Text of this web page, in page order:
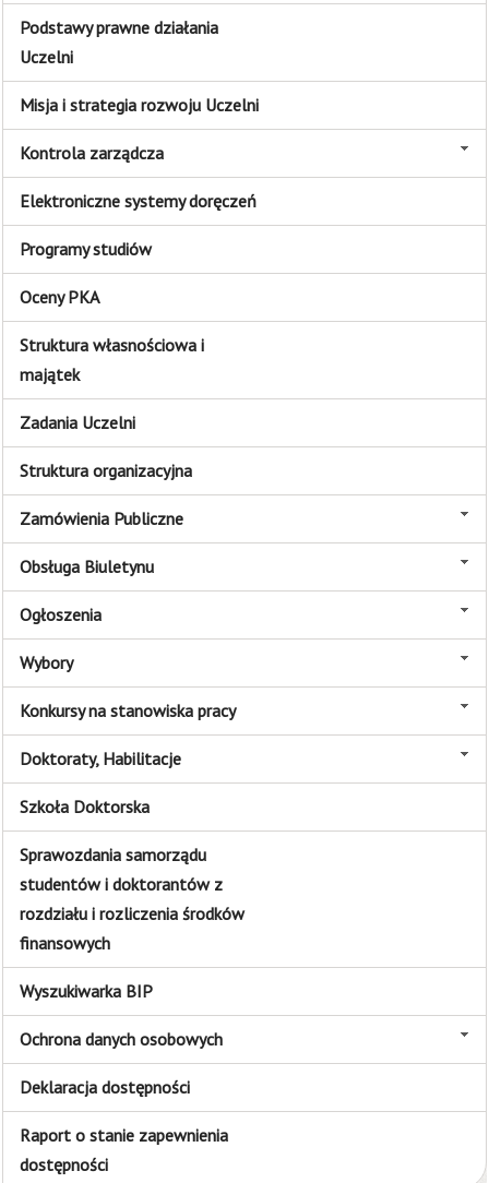
Podstawy prawne działania
Uczelni
Misja i strategia rozwoju Uczelni
Kontrola zarządcza
Elektroniczne systemy doręczeń
Programy studiów
Oceny PKA
Struktura własnościowa i
majątek
Zadania Uczelni
Struktura organizacyjna
Zamówienia Publiczne
Obsługa Biuletynu
Ogłoszenia
Wybory
Konkursy na stanowiska pracy
Doktoraty, Habilitacje
Szkoła Doktorska
Sprawozdania samorządu
studentów i doktorantów z
rozdziału i rozliczenia środków
finansowych
Wyszukiwarka BIP
Ochrona danych osobowych
Deklaracja dostępności
Raport o stanie zapewnienia
dostępności